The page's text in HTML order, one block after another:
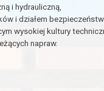
i hydrauliczną,
i działem
wysokiej kultury
napraw.